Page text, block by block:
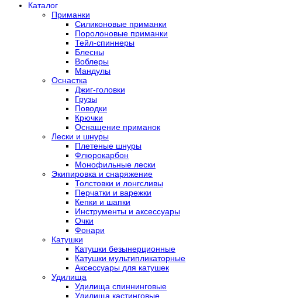
Каталог
Приманки
Силиконовые приманки
Поролоновые приманки
Тейл-спиннеры
Блесны
Воблеры
Мандулы
Оснастка
Джиг-головки
Грузы
Поводки
Крючки
Оснащение приманок
Лески и шнуры
Плетеные шнуры
Флюрокарбон
Монофильные лески
Экипировка и снаряжение
Толстовки и лонгсливы
Перчатки и варежки
Кепки и шапки
Инструменты и аксессуары
Очки
Фонари
Катушки
Катушки безынерционные
Катушки мультипликаторные
Аксессуары для катушек
Удилища
Удилища спиннинговые
Удилища кастинговые